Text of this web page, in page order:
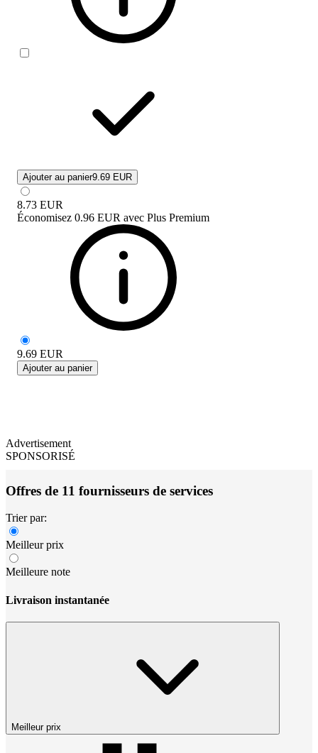
Ajouter au panier9.69 EUR
8.73 EUR
Économisez 0.96 EUR avec Plus Premium
9.69 EUR
Ajouter au panier
Advertisement
SPONSORISÉ
Offres de 11 fournisseurs de services
Trier par:
Meilleur prix
Meilleure note
Livraison instantanée
Meilleur prix